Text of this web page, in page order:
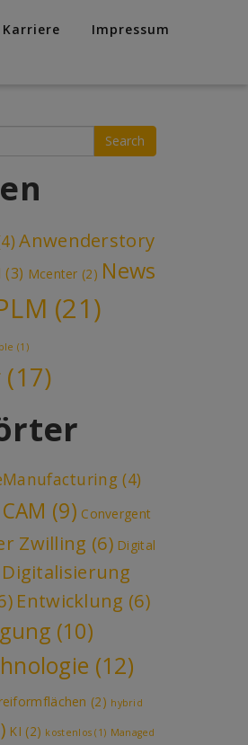
Karriere Impressum
Anwenderstory
(3) Mcenter (2) News
(21)
(1)
(17)
(4)
CAM (9) Convergent
Zwilling (6) Digital
Digitalisierung
Entwicklung (6)
(10)
(12)
(2) hybrid
KI (2) kostenlos (1) Managed